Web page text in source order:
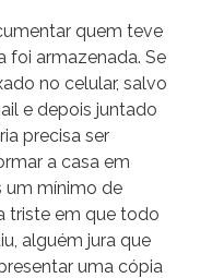
quem teve
foi armazenada. Se
no celular, salvo
e depois juntado
precisa ser
a casa em
um mínimo de
triste em que todo
alguém jura que
uma cópia